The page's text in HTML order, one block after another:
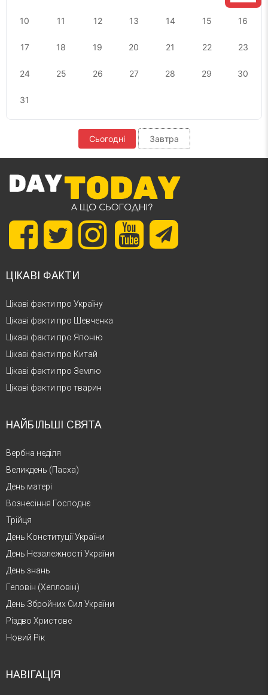
10 11 12 13 14 15 16
17 18 19 20 21 22 23
24 25 26 27 28 29 30
31
Сьогодні Завтра
ЦІКАВІ ФАКТИ
Цікаві факти про Україну
Цікаві факти про Шевченка
Цікаві факти про Японію
Цікаві факти про Китай
Цікаві факти про Землю
Цікаві факти про тварин
НАЙБІЛЬШІ СВЯТА
Вербна неділя
Великдень (Пасха)
День матері
Вознесіння Господнє
Трійця
День Конституції України
День Незалежності України
День знань
Геловін (Хелловін)
День Збройних Сил України
Різдво Христове
Новий Рік
НАВІГАЦІЯ